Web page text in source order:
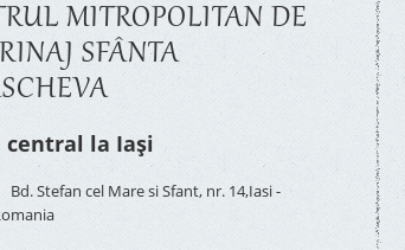
MITROPOLITAN DE
SFÂNTA
central la Iași
Bd. Stefan cel Mare si Sfant, nr. 14,Iasi -